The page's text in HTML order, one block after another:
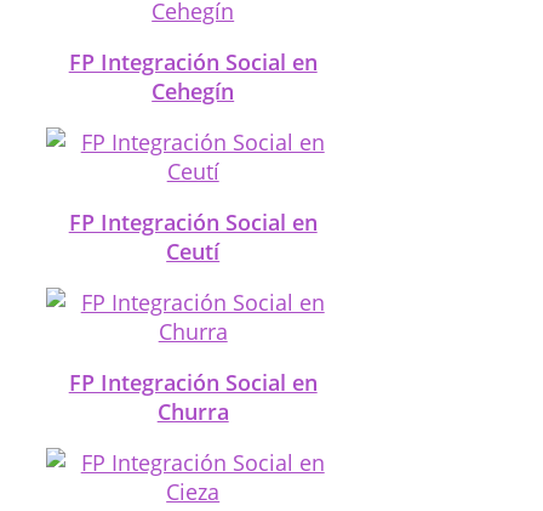
FP Integración Social en
Cehegín
FP Integración Social en
Ceutí
FP Integración Social en
Churra